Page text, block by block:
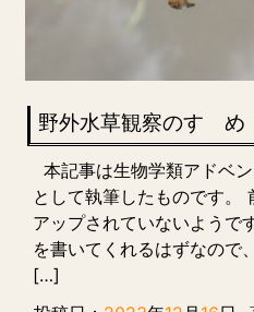
野外水草観察のすゝめ
本記事は生物学類アドベ
として執筆したものです。
アップされていないようで
を書いてくれるはずなの
[…]